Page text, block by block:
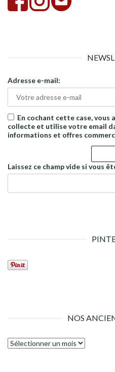
Adresse e-mail:
En cochant cette case, vous
collecte et utilise votre email
informations et offres
Laissez ce champ vide si vous
NOS
Nos